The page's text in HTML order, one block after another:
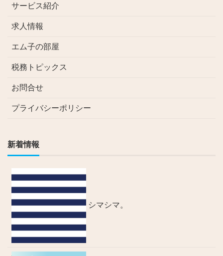
サービス紹介
求人情報
エム子の部屋
税務トピックス
お問合せ
プライバシーポリシー
新着情報
シマシマ。